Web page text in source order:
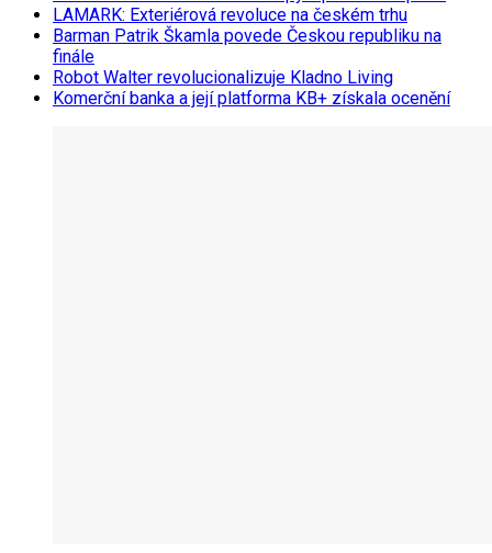
LAMARK: Exteriérová revoluce na českém trhu
Barman Patrik Škamla povede Českou republiku na
finále
Robot Walter revolucionalizuje Kladno Living
Komerční banka a její platforma KB+ získala ocenění